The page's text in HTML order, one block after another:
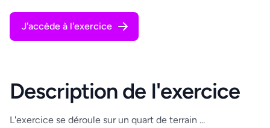
J'accède à l'exercice
Description de l'exercice
L'exercice se déroule sur un quart de terrain ...